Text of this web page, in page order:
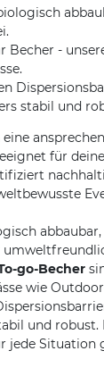
-
stabil und
für
go-Becher
wie
und robust.
jede Situation